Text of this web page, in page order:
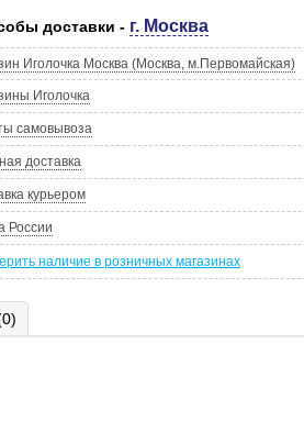
доставки - г. Москва
Иголочка Москва (Москва, м.Первомайская)
Иголочка
самовывоза
доставка
курьером
России
наличие в розничных магазинах